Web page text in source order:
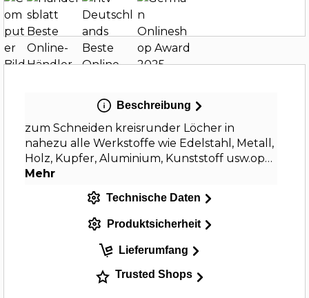
Beschreibung
zum Schneiden kreisrunder Löcher in
nahezu alle Werkstoffe wie Edelstahl, Metall,
Holz, Kupfer, Aluminium, Kunststoff usw.op…
Mehr
Technische Daten
Produktsicherheit
Lieferumfang
Trusted Shops